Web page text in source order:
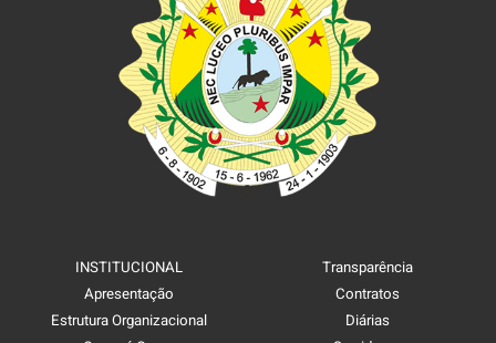
INSTITUCIONAL
Apresentação
Estrutura Organizacional
Transparência
Contratos
Diárias